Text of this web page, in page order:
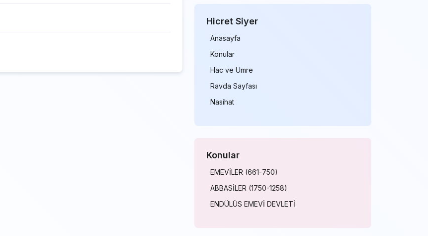
Hicret Siyer
Anasayfa
Konular
Hac ve Umre
Ravda Sayfası
Nasihat
Konular
EMEVİLER (661-750)
ABBASİLER (1750-1258)
ENDÜLÜS EMEVİ DEVLETİ